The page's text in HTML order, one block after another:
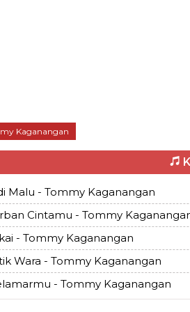
Kaganangan
Malu - Tommy Kaganangan
Cintamu - Tommy
- Tommy Kaganangan
Wara - Tommy Kaganangan
- Tommy Kaganangan